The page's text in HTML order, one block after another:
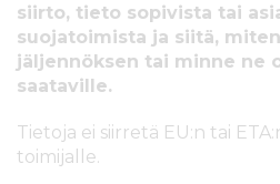
siirto, tieto sopivista tai
suojatoimista ja siitä,
jäljennöksen tai minne ne
saataville.
Tietoja ei siirretä EU:n tai
toimijalle.